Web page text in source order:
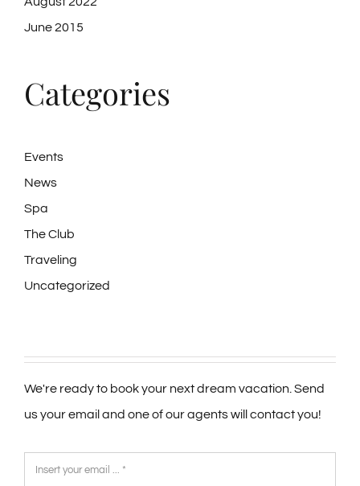
June 2015
Categories
Events
News
Spa
The Club
Traveling
Uncategorized
We're ready to book your next dream vacation. Send
us your email and one of our agents will contact you!